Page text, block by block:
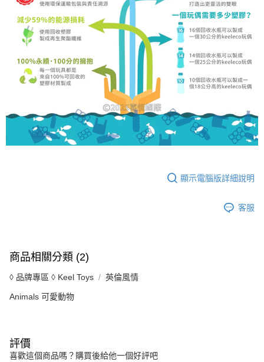
顯示電腦版詳細說明
客服
商品相關分類 (2)
◊ 品牌專區 ◊ Keel Toys 英倫風情
Animals 可愛動物
評價
喜歡這個商品嗎？購買後給他一個好評吧